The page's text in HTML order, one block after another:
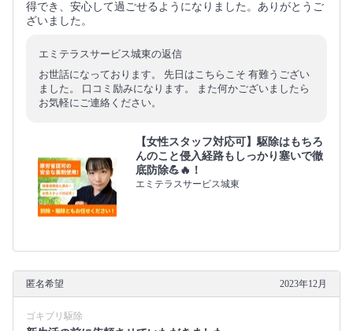
得でき、安心して過ごせるようになりました。ありがとうご
ざいました。
エミテラスサービス城東の返信
お世話になっております。 先日はこちらこそ 有難うござい
ました。 口コミ励みになります。 また何かございましたら
お気軽にご連絡ください。
【女性スタッフ対応可】駆除はもちろ
んのこと侵入経路もしっかり塞いで徹
底防除💪🔥！
エミテラスサービス城東
匿名希望 2023年12月
ゴキブリ駆除